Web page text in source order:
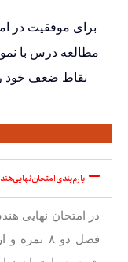
برای موفقیت در
مطالعه درس با
نقاط ضعف خود
بارم بندی امتحان نهایی هندسه ۳ رشته ریاضی فیزیک